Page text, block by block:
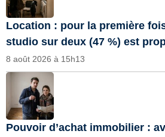
Location : pour la première
studio sur deux (47 %) est
8 août 2026 à 15h13
Pouvoir d’achat immobilier :